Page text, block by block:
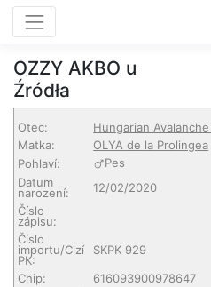
OZZY AKBO u
Źródła
Otec:
Hungarian
Matka:
OLYA de la Prolingea
Pohlaví:
Pes
Datum
narození:
12/02/2020
Číslo
zápisu:
Číslo
importu/Cizí
PK:
SKPK 929
Chip:
616093900978647